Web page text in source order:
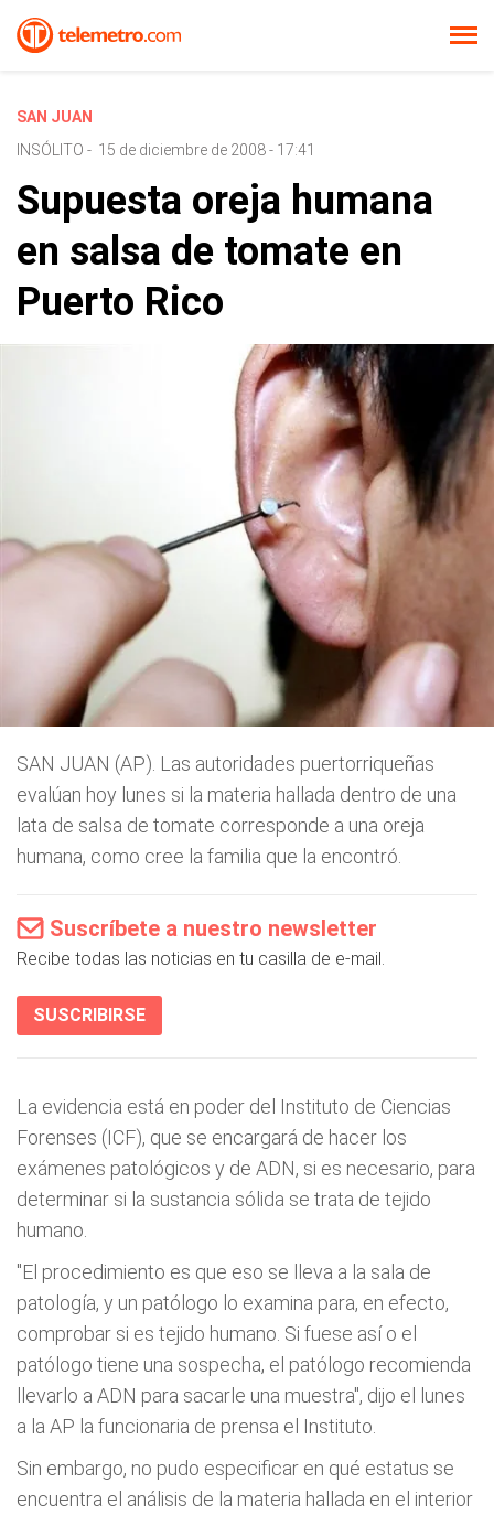
SAN JUAN
INSÓLITO - 15 de diciembre de 2008 - 17:41
Supuesta oreja humana
en salsa de tomate en
Puerto Rico
SAN JUAN (AP). Las autoridades puertorriqueñas
evalúan hoy lunes si la materia hallada dentro de una
lata de salsa de tomate corresponde a una oreja
humana, como cree la familia que la encontró.
Suscríbete a nuestro newsletter
Recibe todas las noticias en tu casilla de e-mail.
SUSCRIBIRSE
La evidencia está en poder del Instituto de Ciencias
Forenses (ICF), que se encargará de hacer los
exámenes patológicos y de ADN, si es necesario, para
determinar si la sustancia sólida se trata de tejido
humano.
"El procedimiento es que eso se lleva a la sala de
patología, y un patólogo lo examina para, en efecto,
comprobar si es tejido humano. Si fuese así o el
patólogo tiene una sospecha, el patólogo recomienda
llevarlo a ADN para sacarle una muestra", dijo el lunes
a la AP la funcionaria de prensa el Instituto.
Sin embargo, no pudo especificar en qué estatus se
encuentra el análisis de la materia hallada en el interior